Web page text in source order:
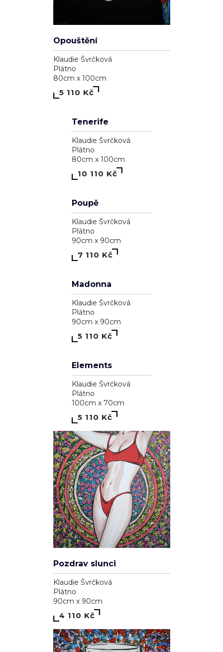
Plátno
80cm x 100cm
5 110 Kč
Tenerife
Klaudie Švrčková
80cm x 100cm
10 110 Kč
Poupě
Klaudie Švrčková
Plátno
90cm x 90cm
7 110 Kč
Madonna